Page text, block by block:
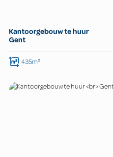
Kantoorgebouw te huur
Gent
435m²